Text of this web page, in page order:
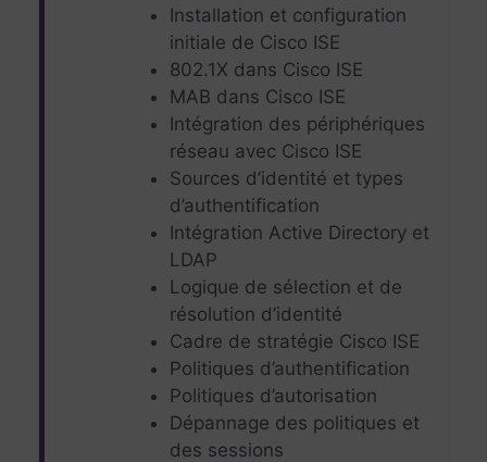
Installation et configuration
initiale de Cisco ISE
802.1X dans Cisco ISE
MAB dans Cisco ISE
Intégration des périphériques
réseau avec Cisco ISE
Sources d’identité et types
d’authentification
Intégration Active Directory et
LDAP
Logique de sélection et de
résolution d’identité
Cadre de stratégie Cisco ISE
Politiques d’authentification
Politiques d’autorisation
Dépannage des politiques et
des sessions